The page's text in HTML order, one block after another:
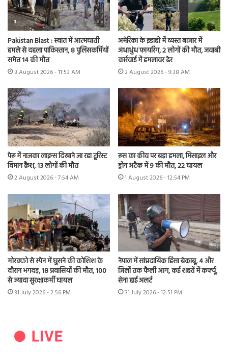
Pakistan Blast : स्वात में आत्मघाती
हमले से दहला पाकिस्तान, 8 पुलिसकर्मियों
समेत 14 की मौत
3 August 2026 - 11:53 AM
अमेरिका के इडाहो में व्यस्त बाजार में
अंधाधुंध फायरिंग, 2 लोगों की मौत, जवाबी
कार्रवाई में हमलावर ढेर
2 August 2026 - 9:38 AM
पेरू में नाजका लाइन्स दिखाने जा रहा टूरिस्ट
विमान क्रैश, 13 लोगों की मौत
2 August 2026 - 7:54 AM
रूस का कीव पर बड़ा हमला, मिसाइल और
ड्रोन अटैक में 9 की मौत, 22 घायल
1 August 2026 - 12:54 PM
मोरक्को से स्पेन में घुसने की कोशिश के
दौरान भगदड़, 18 प्रवासियों की मौत, 100
से ज्यादा सुरक्षाकर्मी घायल
31 July 2026 - 2:56 PM
नेपाल में सांप्रदायिक हिंसा बेकाबू, 4 और
जिलों तक फैली आग, कई शहरों में कर्फ्यू,
सेना हाई अलर्ट
31 July 2026 - 12:51 PM